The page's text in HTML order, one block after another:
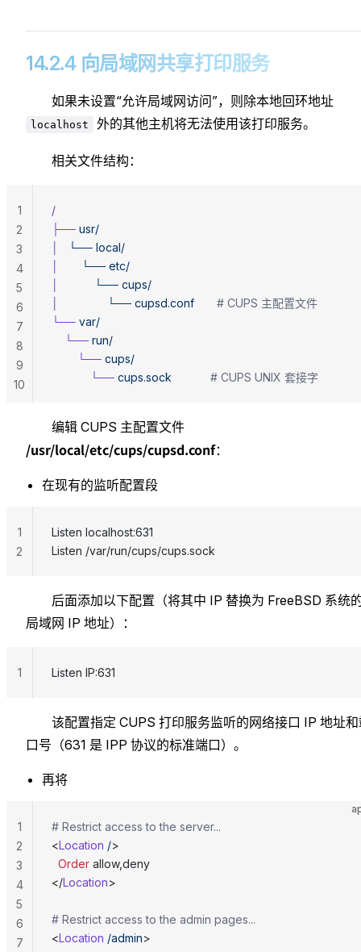
14.2.4 向局域网共享打印服务
如果未设置“允许局域网访问”，则除本地回环地址
localhost 外的其他主机将无法使用该打印服务。
相关文件结构：
/
├── usr/
   └──
local/
       └──
etc/
           └──
cups/
               └──
cupsd.conf
       # CUPS 主配置文件
└── var/
    └──
run/
        └──
cups/
            └──
cups.sock
            # CUPS UNIX 套接字
1
2
3
4
5
6
7
8
9
10
编辑 CUPS 主配置文件
/usr/local/etc/cups/cupsd.conf：
在现有的监听配置段
Listen localhost:631
Listen /var/run/cups/cups.sock
1
2
后面添加以下配置（将其中 IP 替换为 FreeBSD 系统
局域网 IP 地址）：
Listen IP:631
1
该配置指定 CUPS 打印服务监听的网络接口 IP 地址
口号（631 是 IPP 协议的标准端口）。
再将
# Restrict access to the server...
<Location />
  Order
allow,deny
</Location>
# Restrict access to the admin pages...
<Location /admin>
1
2
3
4
5
6
7